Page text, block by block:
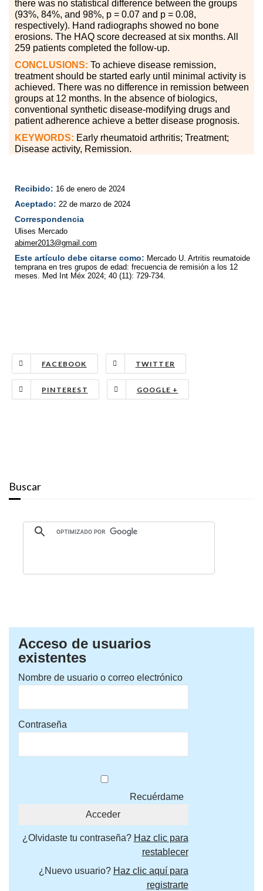
there was no statistical difference between the groups
(93%, 84%, and 98%, p = 0.07 and p = 0.08,
respectively). Hand radiographs showed no bone
erosions. The HAQ score decreased at six months. All
259 patients completed the follow-up.
CONCLUSIONS: To achieve disease remission,
treatment should be started early until minimal activity is
achieved. There was no difference in remission between
groups at 12 months. In the absence of biologics,
conventional synthetic disease-modifying drugs and
patient adherence achieve a better disease prognosis.
KEYWORDS: Early rheumatoid arthritis; Treatment;
Disease activity, Remission.
Recibido: 16 de enero de 2024
Aceptado: 22 de marzo de 2024
Correspondencia
Ulises Mercado
abimer2013@gmail.com
Este artículo debe citarse como: Mercado U. Artritis reumatoide
temprana en tres grupos de edad: frecuencia de remisión a los 12
meses. Med Int Méx 2024; 40 (11): 729-734.
FACEBOOK TWITTER
PINTEREST GOOGLE +
Buscar
Acceso de usuarios
existentes
Nombre de usuario o correo electrónico
Contraseña
Recuérdame
¿Olvidaste tu contraseña? Haz clic para
restablecer
¿Nuevo usuario? Haz clic aquí para
registrarte